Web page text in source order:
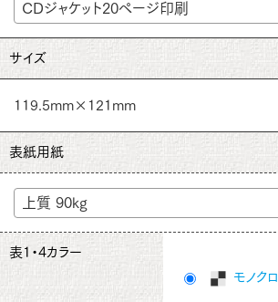
サイズ
119.5mm×121mm
表紙用紙
表1・4カラー
モノクロ